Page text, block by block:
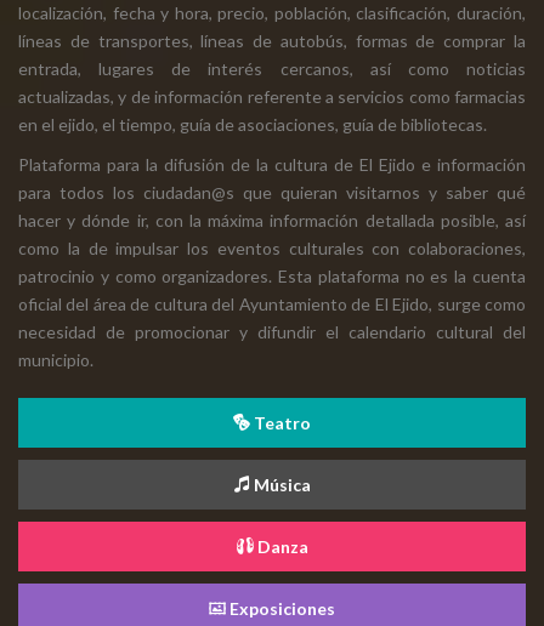
localización, fecha y hora, precio, población, clasificación, duración,
líneas de transportes, líneas de autobús, formas de comprar la
entrada, lugares de interés cercanos, así como noticias
actualizadas, y de información referente a servicios como farmacias
en el ejido, el tiempo, guía de asociaciones, guía de bibliotecas.
Plataforma para la difusión de la cultura de El Ejido e información
para todos los ciudadan@s que quieran visitarnos y saber qué
hacer y dónde ir, con la máxima información detallada posible, así
como la de impulsar los eventos culturales con colaboraciones,
patrocinio y como organizadores. Esta plataforma no es la cuenta
oficial del área de cultura del Ayuntamiento de El Ejido, surge como
necesidad de promocionar y difundir el calendario cultural del
municipio.
Teatro
Música
Danza
Exposiciones